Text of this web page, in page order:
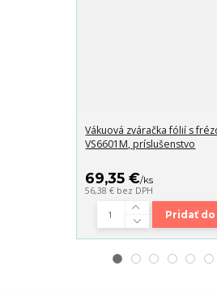
Vákuová zváračka fólií s
VS6601M, príslušenstvo
69,35 €/ks
56,38 € bez DPH
Pridať